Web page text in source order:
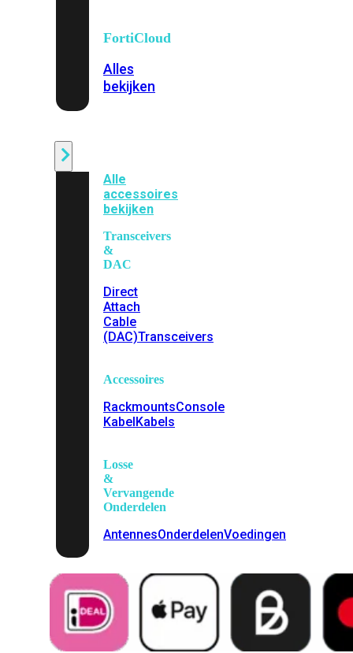
FortiCloud
Alles
bekijken
Alle
accessoires
bekijken
Transceivers
&
DAC
Direct
Attach
Cable
(DAC)Transceivers
Accessoires
RackmountsConsole
KabelKabels
Losse
&
Vervangende
Onderdelen
AntennesOnderdelenVoedingen